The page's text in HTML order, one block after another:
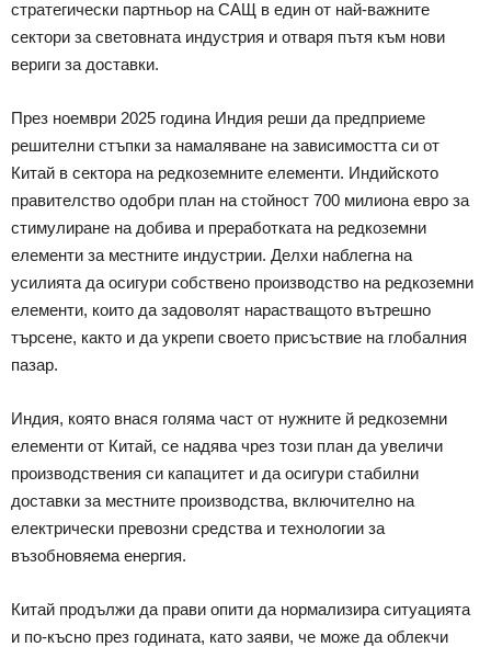
стратегически партньор на САЩ в един от най-важните
сектори за световната индустрия и отваря пътя към нови
вериги за доставки.
През ноември 2025 година Индия реши да предприеме
решителни стъпки за намаляване на зависимостта си от
Китай в сектора на редкоземните елементи. Индийското
правителство одобри план на стойност 700 милиона евро за
стимулиране на добива и преработката на редкоземни
елементи за местните индустрии. Делхи наблегна на
усилията да осигури собствено производство на редкоземни
елементи, които да задоволят нарастващото вътрешно
търсене, както и да укрепи своето присъствие на глобалния
пазар.
Индия, която внася голяма част от нужните й редкоземни
елементи от Китай, се надява чрез този план да увеличи
производствения си капацитет и да осигури стабилни
доставки за местните производства, включително на
електрически превозни средства и технологии за
възобновяема енергия.
Китай продължи да прави опити да нормализира ситуацията
и по-късно през годината, като заяви, че може да облекчи